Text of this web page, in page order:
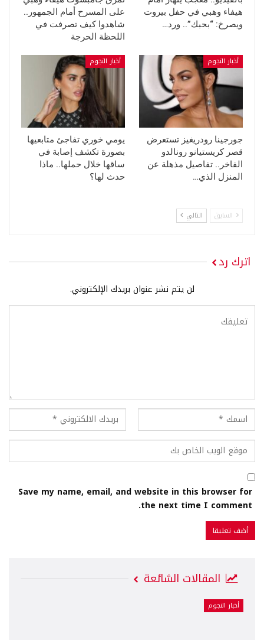
هيفاء وهبي في حفل بيروت
ويصرخ: “بحبك”.. ورد…
على المسرح أمام الجمهور..
شاهدوا كيف تصرفت في
اللحظة الحرجة
أخبار النجوم
جورجينا رودريغيز تستعرض
قصر كريستيانو رونالدو
الفاخر.. تفاصيل مذهلة عن
المنزل الذي…
أخبار النجوم
يومي خوري تفاجئ متابعيها
بصورة تكشف إصابة في
ساقها خلال حملها.. ماذا
حدث لها؟
السابق التالي
اترك رد
لن يتم نشر عنوان بريدك الإلكتروني.
Save my name, email, and website in this browser for
the next time I comment.
المقالات الشائعة
أخبار النجوم